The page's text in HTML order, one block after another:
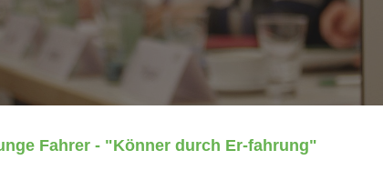
Fahrer - "Könner durch Er-fahrung"